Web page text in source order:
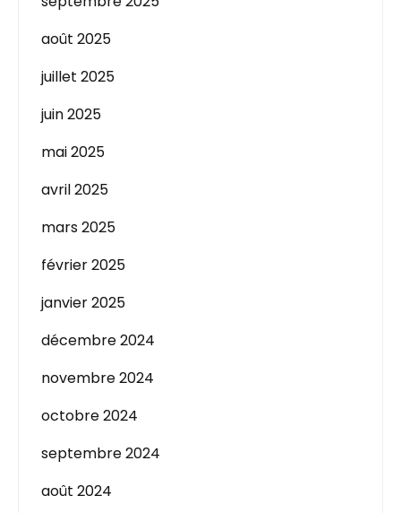
août 2025
juillet 2025
juin 2025
mai 2025
avril 2025
mars 2025
février 2025
janvier 2025
décembre 2024
novembre 2024
octobre 2024
septembre 2024
août 2024